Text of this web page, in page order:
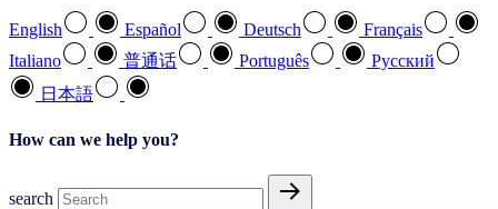
English Español Deutsch
Français
Italiano
普通话 Português
Pусский
日本語
How can we help you?
search